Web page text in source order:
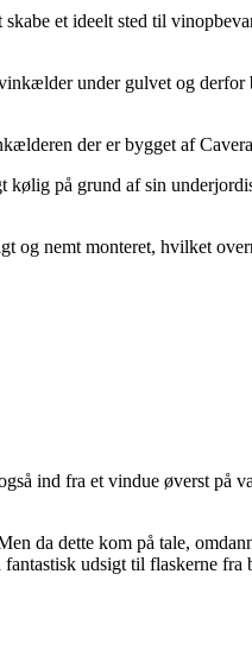
et ideelt sted til
under gulvet og
der er bygget af
på grund af sin
og nemt monteret, hvilket
ind fra et vindue øverst på
da dette kom på tale,
udsigt til flaskerne